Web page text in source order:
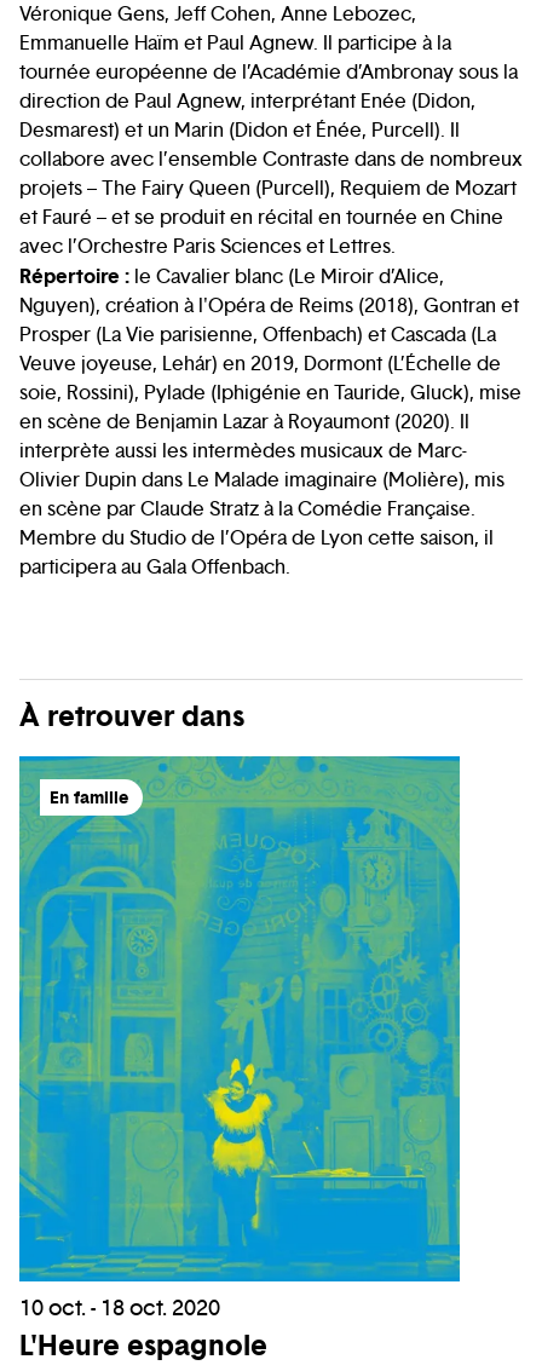
Véronique Gens, Jeff Cohen, Anne Lebozec,
Emmanuelle Haïm et Paul Agnew. Il participe à la
tournée européenne de l’Académie d’Ambronay sous la
direction de Paul Agnew, interprétant Enée (Didon,
Desmarest) et un Marin (Didon et Énée, Purcell). Il
collabore avec l’ensemble Contraste dans de nombreux
projets – The Fairy Queen (Purcell), Requiem de Mozart
et Fauré – et se produit en récital en tournée en Chine
avec l’Orchestre Paris Sciences et Lettres.
Répertoire : le Cavalier blanc (Le Miroir d’Alice,
Nguyen), création à l'Opéra de Reims (2018), Gontran et
Prosper (La Vie parisienne, Offenbach) et Cascada (La
Veuve joyeuse, Lehár) en 2019, Dormont (L’Échelle de
soie, Rossini), Pylade (Iphigénie en Tauride, Gluck), mise
en scène de Benjamin Lazar à Royaumont (2020). Il
interprète aussi les intermèdes musicaux de Marc-
Olivier Dupin dans Le Malade imaginaire (Molière), mis
en scène par Claude Stratz à la Comédie Française.
Membre du Studio de l’Opéra de Lyon cette saison, il
participera au Gala Offenbach.
À retrouver dans
En famille
10 oct. - 18 oct. 2020
L'Heure espagnole